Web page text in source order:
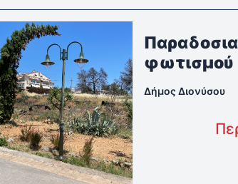
φωτισμού
Δήμος Διονύσου